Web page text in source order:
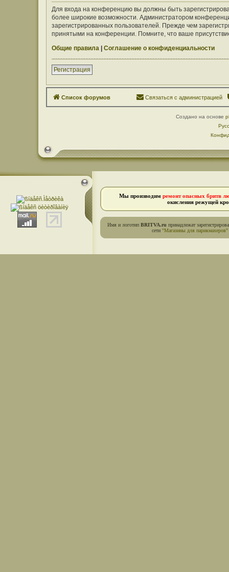
Для входа на конференцию вы должны быть
более широкие возможности. Администратором
зарегистрированных пользователей. Прежде чем
принятыми на конференции. Помните, что ваше
Общие правила | Соглашение о конфиденциальности
Регистрация
Список форумов Связаться с администрацией
Создано на основе
Мы производим ремонт опасных бритв
окисления режущей
Имя и логотип BRITVA.ru принадлежат
сети "Магазины для парикмахеров"